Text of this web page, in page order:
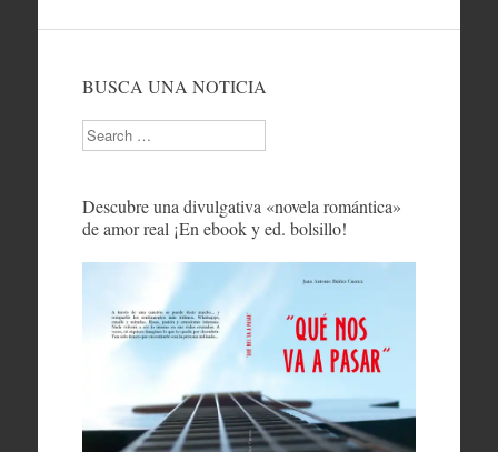
BUSCA UNA NOTICIA
Search
Descubre una divulgativa «novela romántica»
de amor real ¡En ebook y ed. bolsillo!